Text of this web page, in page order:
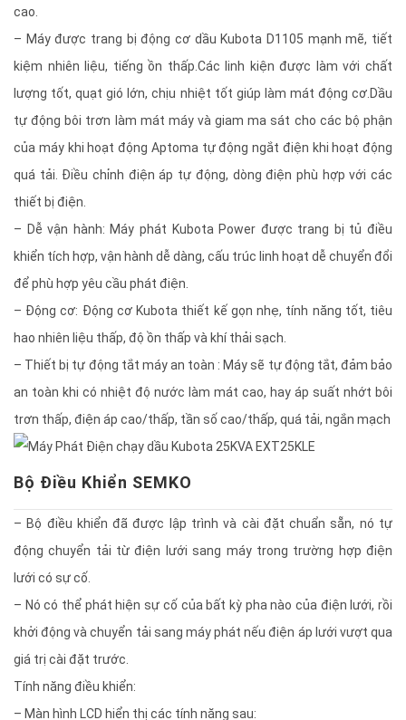
cao.
– Máy được trang bị động cơ dầu Kubota D1105 mạnh mẽ, tiết
kiệm nhiên liệu, tiếng ồn thấp.Các linh kiện được làm với chất
lượng tốt, quạt gió lớn, chịu nhiệt tốt giúp làm mát động cơ.Dầu
tự động bôi trơn làm mát máy và giam ma sát cho các bộ phận
của máy khi hoạt động Aptoma tự động ngắt điện khi hoạt động
quá tải. Điều chỉnh điện áp tự động, dòng điện phù hợp với các
thiết bị điện.
– Dễ vận hành: Máy phát Kubota Power được trang bị tủ điều
khiển tích hợp, vận hành dễ dàng, cấu trúc linh hoạt dễ chuyển đổi
để phù hợp yêu cầu phát điện.
– Động cơ: Động cơ Kubota thiết kế gọn nhẹ, tính năng tốt, tiêu
hao nhiên liệu thấp, độ ồn thấp và khí thải sạch.
– Thiết bị tự động tắt máy an toàn : Máy sẽ tự động tắt, đảm bảo
an toàn khi có nhiệt độ nước làm mát cao, hay áp suất nhớt bôi
trơn thấp, điện áp cao/thấp, tần số cao/thấp, quá tải, ngắn mạch
Bộ Điều Khiển SEMKO
– Bộ điều khiển đã được lập trình và cài đặt chuẩn sẵn, nó tự
động chuyển tải từ điện lưới sang máy trong trường hợp điện
lưới có sự cố.
– Nó có thể phát hiện sự cố của bất kỳ pha nào của điện lưới, rồi
khởi động và chuyển tải sang máy phát nếu điện áp lưới vượt qua
giá trị cài đặt trước.
Tính năng điều khiển:
– Màn hình LCD hiển thị các tính năng sau: